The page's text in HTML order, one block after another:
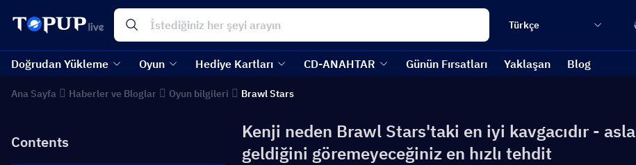
Türkçe
Doğrudan Yükleme Oyun Hediye Kartları CD-ANAHTAR Günün Fırsatları Yaklaşan Blog
Ana Sayfa Haberler ve Bloglar Oyun bilgileri Brawl Stars
Contents
Kenji neden Brawl Stars'taki en iyi kavgacıdır - asla
geldiğini göremeyeceğiniz en hızlı tehdit